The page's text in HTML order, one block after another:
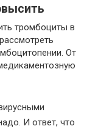
тромбоциты в
От
И ответ, что